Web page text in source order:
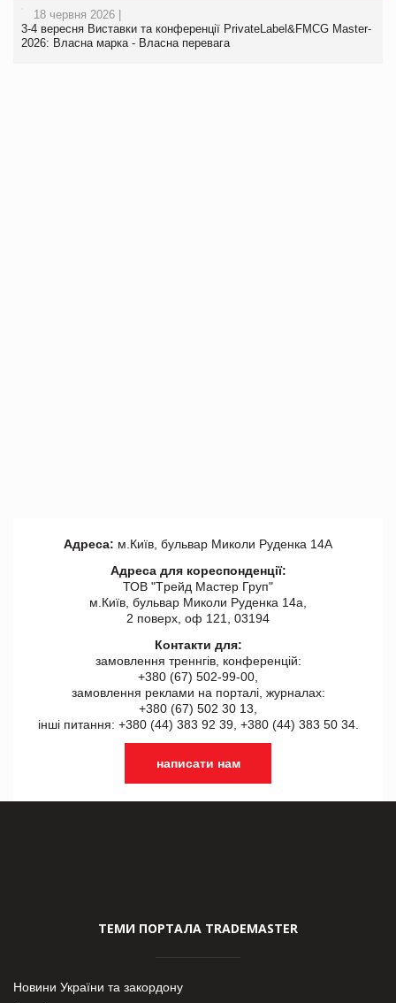
18 червня 2026 |
3-4 вересня Виставки та конференції PrivateLabel&FMCG Master-
2026: Власна марка - Власна перевага
Адреса: м.Київ, бульвар Миколи Руденка 14А
Адреса для кореспонденції:
ТОВ "Tрейд Мастер Груп"
м.Київ, бульвар Миколи Руденка 14а,
2 поверх, оф 121, 03194
Контакти для:
замовлення треннгів, конференцій:
+380 (67) 502-99-00,
замовлення реклами на порталі, журналах:
+380 (67) 502 30 13,
інші питання: +380 (44) 383 92 39, +380 (44) 383 50 34.
написати нам
ТЕМИ ПОРТАЛА TRADEMASTER
Новини України та закордону